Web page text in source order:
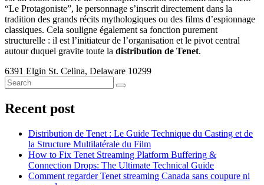
“Le Protagoniste”, le personnage s’inscrit directement dans la
tradition des grands récits mythologiques ou des films d’espionnage
classiques. Cela souligne également sa fonction purement
structurelle : il est l’initiateur de l’organisation et le pivot central
autour duquel gravite toute la distribution de Tenet.
6391 Elgin St. Celina, Delaware 10299
Recent post
Distribution de Tenet : Le Guide Technique du Casting et de
la Structure Multilatérale du Film
How to Fix Tenet Streaming Platform Buffering &
Connection Drops: The Ultimate Technical Guide
Comment regarder Tenet streaming Canada sans coupure ni